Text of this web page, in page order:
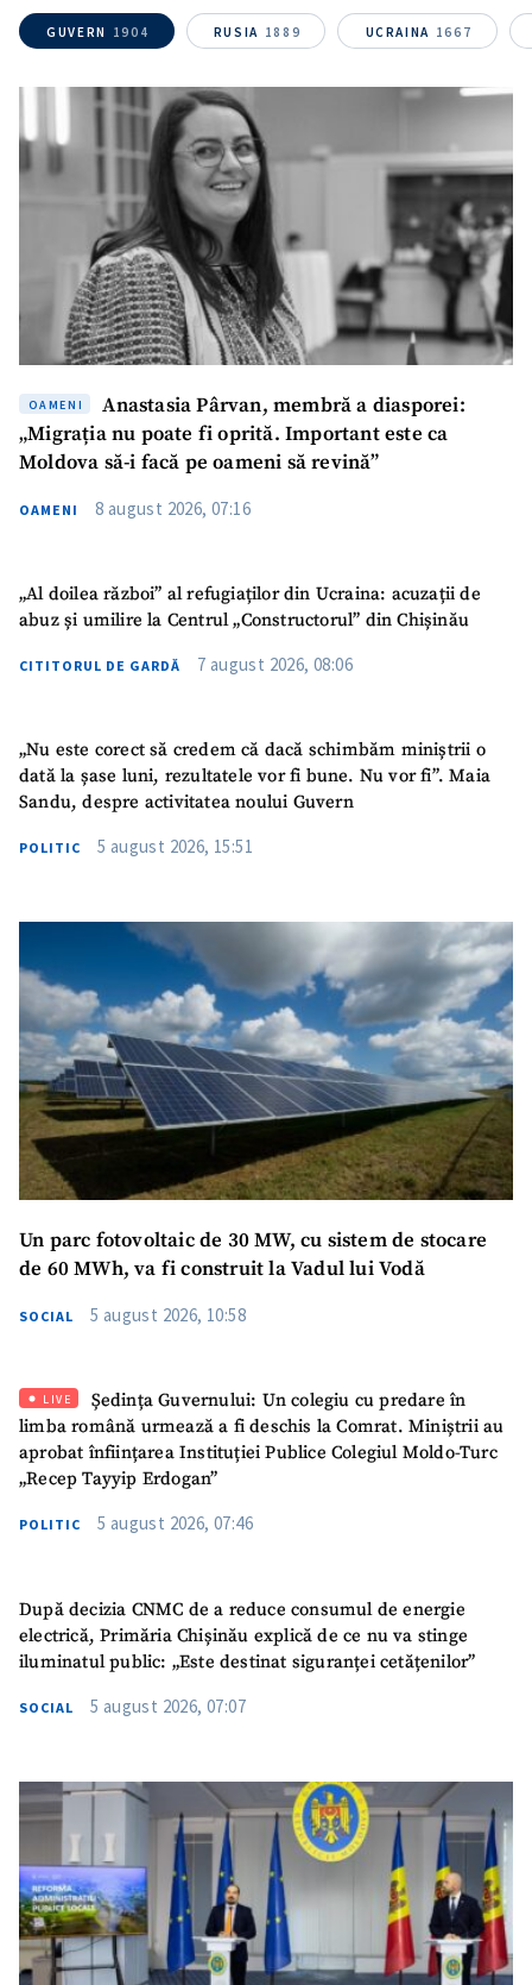
GUVERN 1904 RUSIA 1889 UCRAINA 1667
OAMENI
Anastasia Pârvan, membră a diasporei:
„Migrația nu poate fi oprită. Important este ca
Moldova să-i facă pe oameni să revină”
OAMENI 8 august 2026, 07:16
„Al doilea război” al refugiaților din Ucraina: acuzații de
abuz și umilire la Centrul „Constructorul” din Chișinău
CITITORUL DE GARDĂ 7 august 2026, 08:06
„Nu este corect să credem că dacă schimbăm miniștrii o
dată la șase luni, rezultatele vor fi bune. Nu vor fi”. Maia
Sandu, despre activitatea noului Guvern
POLITIC 5 august 2026, 15:51
Un parc fotovoltaic de 30 MW, cu sistem de stocare
de 60 MWh, va fi construit la Vadul lui Vodă
SOCIAL 5 august 2026, 10:58
LIVE
Ședința Guvernului: Un colegiu cu predare în
limba română urmează a fi deschis la Comrat. Miniștrii au
aprobat înființarea Instituției Publice Colegiul Moldo-Turc
„Recep Tayyip Erdogan”
POLITIC 5 august 2026, 07:46
După decizia CNMC de a reduce consumul de energie
electrică, Primăria Chișinău explică de ce nu va stinge
iluminatul public: „Este destinat siguranței cetățenilor”
SOCIAL 5 august 2026, 07:07